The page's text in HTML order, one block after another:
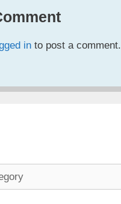
in to post a comment.